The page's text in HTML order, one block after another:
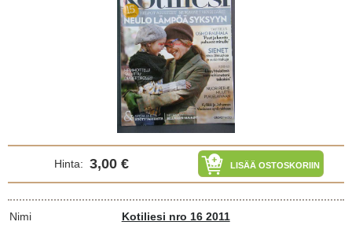
Hinta: 3,00 € LISÄÄ OSTOSKORIIN
Nimi Kotiliesi nro 16 2011